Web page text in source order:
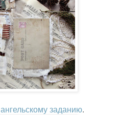
ангельскому заданию.